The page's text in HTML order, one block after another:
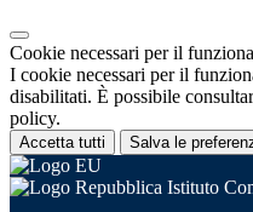
Cookie necessari per il
I cookie necessari per il
disabilitati. È possibile
policy.
Accetta tutti Salva le
Istituto